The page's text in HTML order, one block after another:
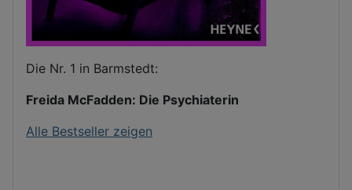
Die Nr. 1 in Barmstedt:
Freida McFadden: Die Psychiaterin
Alle Bestseller zeigen